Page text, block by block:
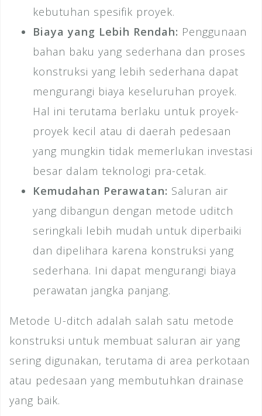
kebutuhan spesifik proyek.
Biaya yang Lebih Rendah: Penggunaan
bahan baku yang sederhana dan proses
konstruksi yang lebih sederhana dapat
mengurangi biaya keseluruhan proyek.
Hal ini terutama berlaku untuk proyek-
proyek kecil atau di daerah pedesaan
yang mungkin tidak memerlukan investasi
besar dalam teknologi pra-cetak.
Kemudahan Perawatan: Saluran air
yang dibangun dengan metode uditch
seringkali lebih mudah untuk diperbaiki
dan dipelihara karena konstruksi yang
sederhana. Ini dapat mengurangi biaya
perawatan jangka panjang.
Metode U-ditch adalah salah satu metode
konstruksi untuk membuat saluran air yang
sering digunakan, terutama di area perkotaan
atau pedesaan yang membutuhkan drainase
yang baik.